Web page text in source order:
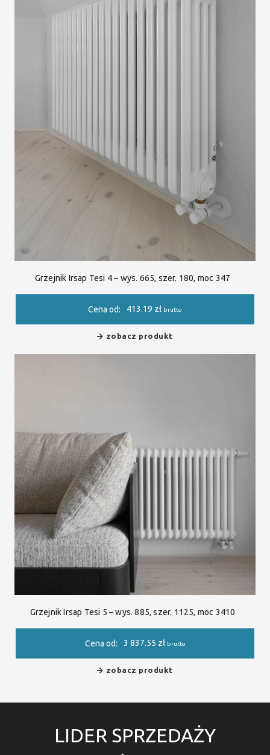
Grzejnik Irsap Tesi 4 – wys. 665, szer. 180, moc 347
Cena od: 413.19 zł brutto
zobacz produkt
Grzejnik Irsap Tesi 5 – wys. 885, szer. 1125, moc 3410
Cena od: 3 837.55 zł brutto
zobacz produkt
LIDER SPRZEDAŻY